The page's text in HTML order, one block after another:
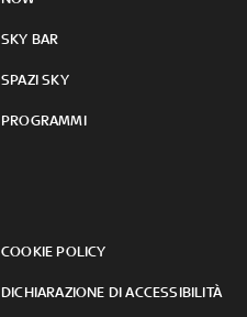
SKY BAR
SPAZI SKY
PROGRAMMI
COOKIE POLICY
DICHIARAZIONE DI ACCESSIBILITÀ